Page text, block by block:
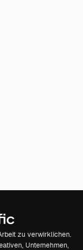
zu verwirklichen.
Unternehmen,